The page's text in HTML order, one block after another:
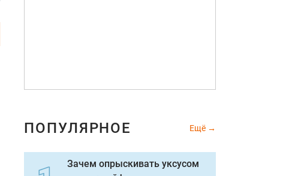
ПОПУЛЯРНОЕ Ещё
Зачем опрыскивать уксусом